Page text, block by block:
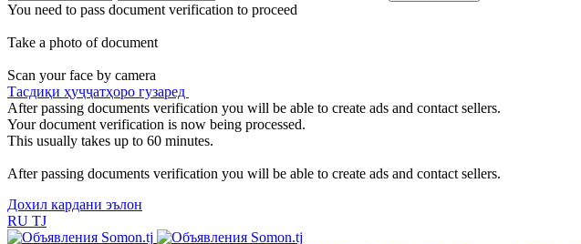
You need to pass document verification to proceed
Take a photo of document
Scan your face by camera
Тасдиқи ҳуҷҷатҳоро гузаред
After passing documents verification you will be able to create ads and contact sellers.
Your document verification is now being processed.
This usually takes up to 60 minutes.
After passing documents verification you will be able to create ads and contact sellers.
Дохил кардани эълон
RU TJ